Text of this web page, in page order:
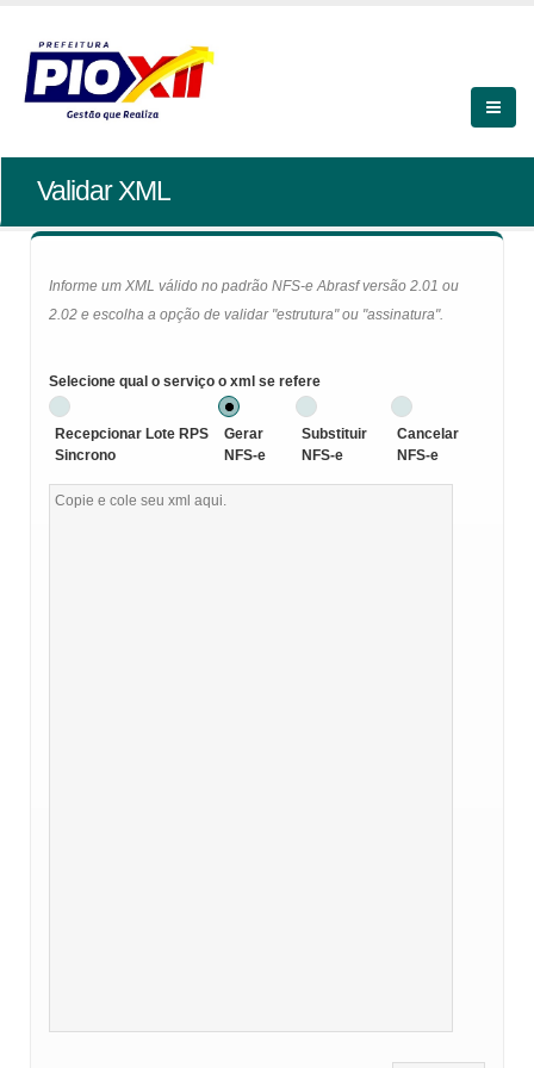
Validar XML
Informe um XML válido no padrão NFS-e Abrasf versão 2.01 ou
2.02 e escolha a opção de validar "estrutura" ou "assinatura".
Selecione qual o serviço o xml se refere
Recepcionar Lote RPS
Sincrono
Gerar
NFS-e
Substituir
NFS-e
Cancelar
NFS-e